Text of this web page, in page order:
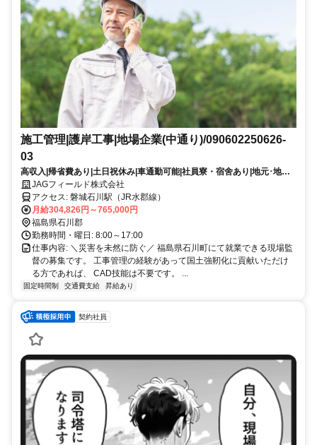
施工管理|護岸工事|地場企業(中通り)/090602250626-
03
高収入|帰省費あり|土日祝休み|車通勤可能|社員寮・宿舍あり|地元･地方
で働く|学歴不問|20~30代活躍|40~50代活躍|有資格者優遇|CADスキル不
問
JAGフィールド株式会社
アクセス: 磐城石川駅（JR水郡線）
月給304,826円～765,000円
福島県石川郡
勤務時間・曜日: 8:00～17:00
仕事内容: ＼災害を未然に防ぐ／ 福島県石川町にて就業できる現場監
督の募集です。 工事管理の経験があって国土強靭化に貢献いただけ
る方であれば、 CAD技能は不要です。 ...
固定時間制 交通費支給 昇給あり
契約社員